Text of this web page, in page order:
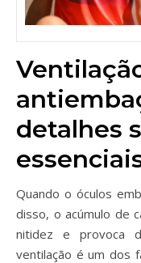
detalhes
Quando o óculos
disso, o acúmulo de
nitidez e provoca
ventilação é um dos